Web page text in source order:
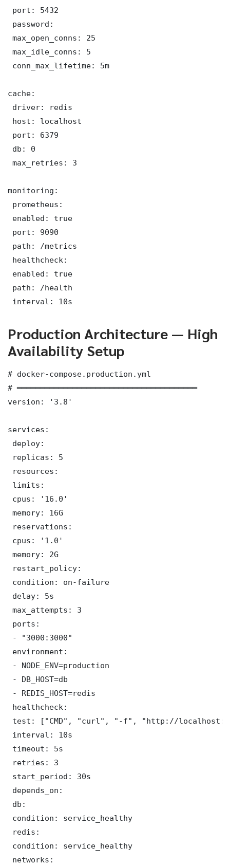
port: 5432
password:
max_open_conns: 25
max_idle_conns: 5
conn_max_lifetime: 5m
cache:
driver: redis
host: localhost
port: 6379
db: 0
max_retries: 3
monitoring:
prometheus:
enabled: true
port: 9090
path: /metrics
healthcheck:
enabled: true
path: /health
interval: 10s
Production Architecture — High
Availability Setup
# docker-compose.production.yml
# ═══════════════════════════════════════
version: '3.8'
services:
deploy:
replicas: 5
resources:
limits:
cpus: '16.0'
memory: 16G
reservations:
cpus: '1.0'
memory: 2G
restart_policy:
condition: on-failure
delay: 5s
max_attempts: 3
ports:
- "3000:3000"
environment:
- NODE_ENV=production
- DB_HOST=db
- REDIS_HOST=redis
healthcheck:
test: ["CMD", "curl", "-f", "http://
interval: 10s
timeout: 5s
retries: 3
start_period: 30s
depends_on:
db:
condition: service_healthy
redis:
condition: service_healthy
networks: